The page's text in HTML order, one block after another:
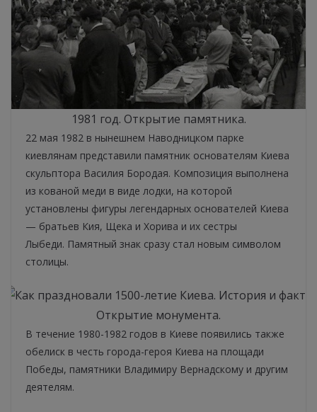
1981 год. Открытие памятника.
22 мая 1982 в нынешнем Наводницком парке
киевлянам представили памятник основателям Киева
скульптора Василия Бородая. Композиция выполнена
из кованой меди в виде лодки, на которой
установлены фигуры легендарных основателей Киева
— братьев Кия, Щека и Хорива и их сестры
Лыбеди. Памятный знак сразу стал новым символом
столицы.
Открытие монумента.
В течение 1980-1982 годов в Киеве появились также
обелиск в честь города-героя Киева на площади
Победы, памятники Владимиру Вернадскому и другим
деятелям.